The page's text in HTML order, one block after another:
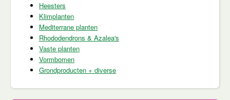
Heesters
Klimplanten
Mediterrane planten
Rhododendrons & Azalea's
Vaste planten
Vormbomen
Grondproducten + diverse